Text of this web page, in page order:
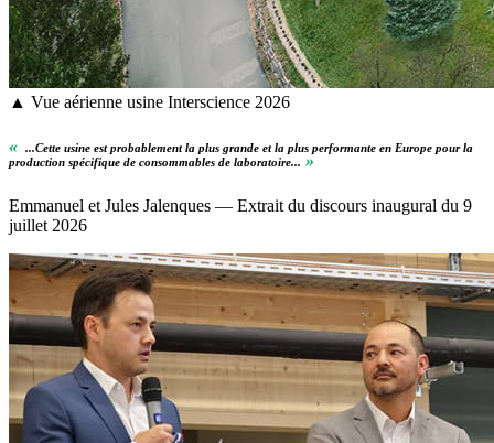
▲ Vue aérienne usine Interscience 2026
« ...Cette usine est probablement la plus grande et la plus performante en Europe pour la
production spécifique de consommables de laboratoire... »
Emmanuel et Jules Jalenques — Extrait du discours inaugural du 9
juillet 2026